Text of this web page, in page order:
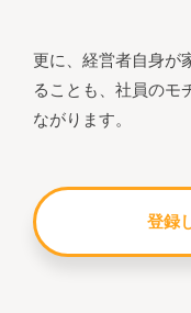
更に、経営者自身が
ることも、社員のモ
ながります。
登録